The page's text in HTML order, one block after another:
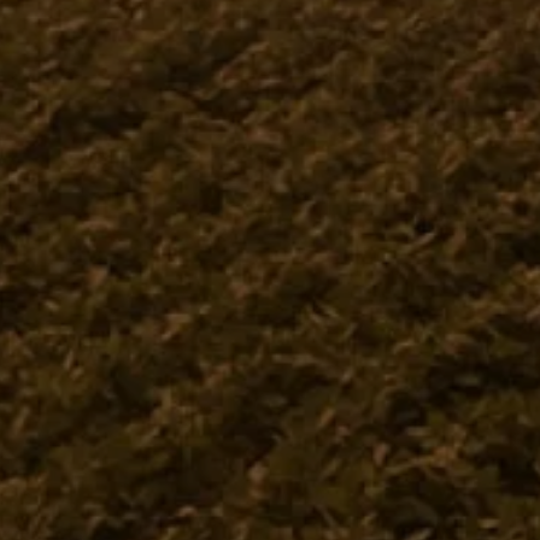
Descrição Especificações
PORCA SEXT.1 1.2 LATAO
Receba novidades
Fique por dentro de tudo na Jacto.
Institucional
Quem Somos
Politica de Privacidade
Termos e Condições de Uso